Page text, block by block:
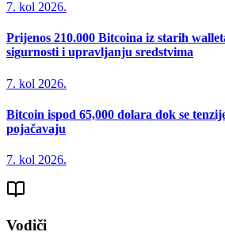
7. kol 2026.
Prijenos 210.000 Bitcoina iz starih
sigurnosti i upravljanju sredstvima
7. kol 2026.
Bitcoin ispod 65,000 dolara dok se
pojačavaju
7. kol 2026.
Vodiči